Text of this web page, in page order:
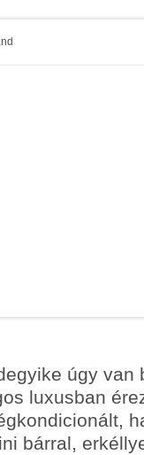
úgy van
luxusban
bárral,